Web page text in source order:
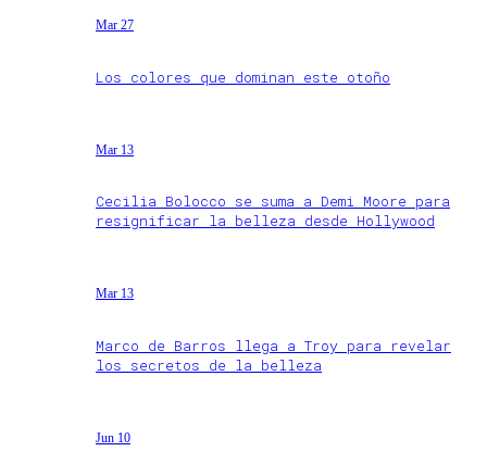
Mar 27
Los colores que dominan este otoño
Mar 13
Cecilia Bolocco se suma a Demi Moore para
resignificar la belleza desde Hollywood
Mar 13
Marco de Barros llega a Troy para revelar
los secretos de la belleza
Jun 10